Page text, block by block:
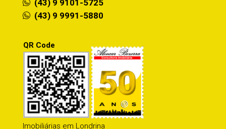
(43) 9 9101-5725
(43) 9 9991-5880
QR Code
Imobiliárias em Londrina